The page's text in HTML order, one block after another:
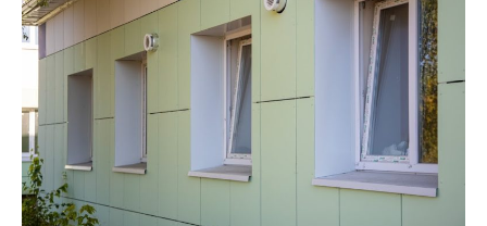
«Хорошо все делают. Я таких красивых садиков
еще не видела», – сказала директор детсада
Любовь Вишневецкая.
Кроме актового зала, после ремонта в детском
саду появится и спортивный. Будет и комната для
детского творчества. Там будут работать
различные кружки, говорит Любовь Вишневецкая.